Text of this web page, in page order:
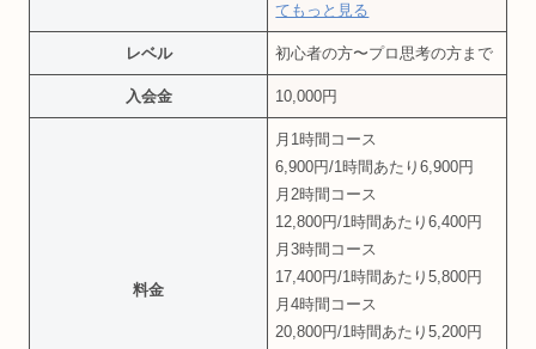
てもっと見る
レベル 初心者の方〜プロ思考の方まで
入会金 10,000円
料金
月1時間コース
6,900円/1時間あたり6,900円
月2時間コース
12,800円/1時間あたり6,400円
月3時間コース
17,400円/1時間あたり5,800円
月4時間コース
20,800円/1時間あたり5,200円